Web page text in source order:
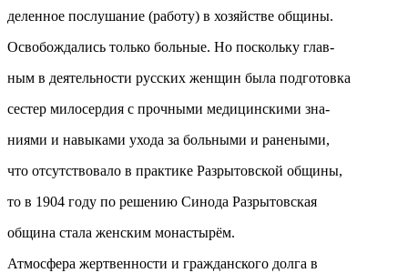
деленное послушание (работу) в хозяйстве общины.
Освобождались только больные. Но поскольку глав-
ным в деятельности русских женщин была подготовка
сестер милосердия с прочными медицинскими зна-
ниями и навыками ухода за больными и ранеными,
что отсутствовало в практике Разрытовской общины,
то в 1904 году по решению Синода Разрытовская
община стала женским монастырём.
Атмосфера жертвенности и гражданского долга в